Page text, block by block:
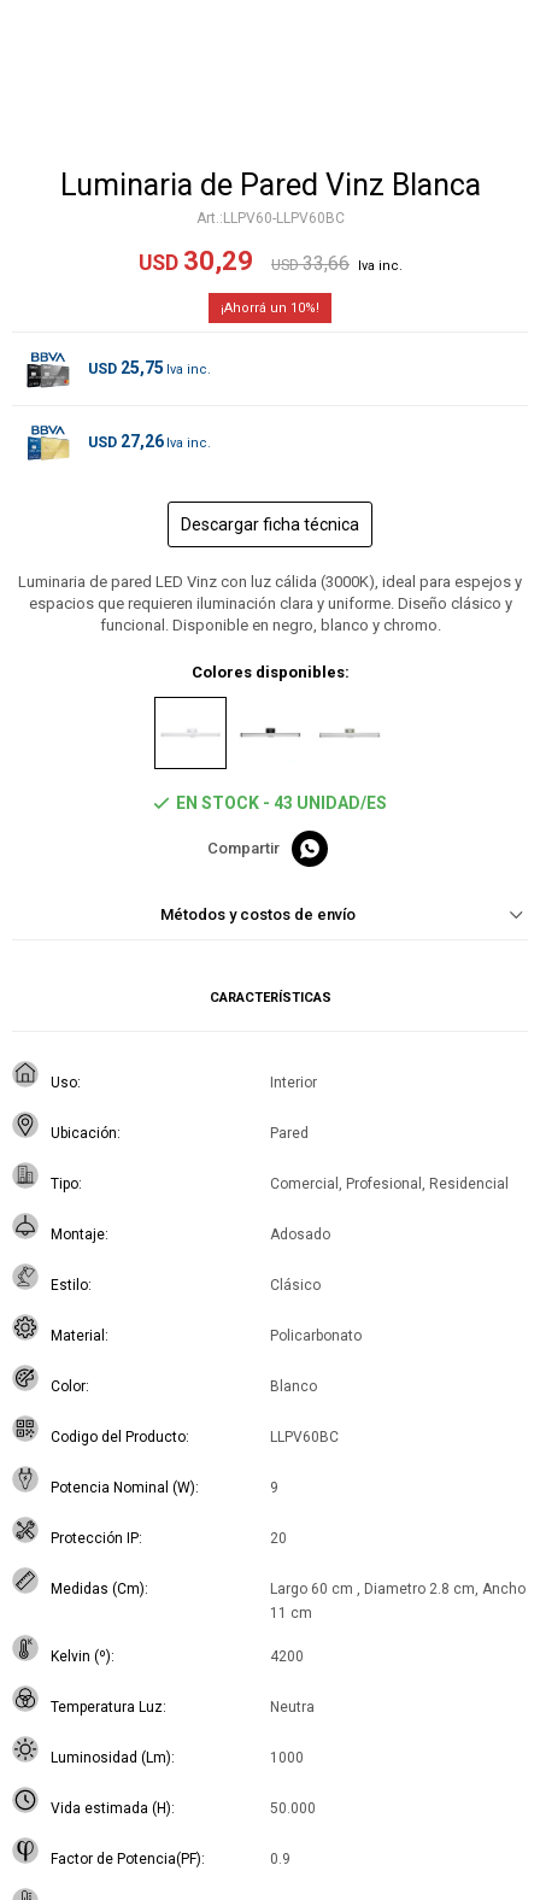
Luminaria de Pared Vinz Blanca
LLPV60-LLPV60BC
USD 30,29 USD 33,66
10
USD 25,75
USD 27,26
Descargar ficha técnica
Luminaria de pared LED Vinz con luz cálida (3000K), ideal para espejos y
espacios que requieren iluminación clara y uniforme. Diseño clásico y
funcional. Disponible en negro, blanco y chromo.
Colores disponibles:
EN STOCK - 43 UNIDAD/ES

Métodos y costos de envío
CARACTERÍSTICAS
Uso Interior
Ubicación Pared
Tipo Comercial, Profesional, Residencial
Montaje Adosado
Estilo Clásico
Material Policarbonato
Color Blanco
Codigo del Producto LLPV60BC
Potencia Nominal (W) 9
Protección IP 20
Medidas (Cm)
Largo 60 cm , Diametro 2.8 cm, Ancho
11 cm
Kelvin (º) 4200
Temperatura Luz Neutra
Luminosidad (Lm) 1000
Vida estimada (H) 50.000
Factor de Potencia(PF) 0.9